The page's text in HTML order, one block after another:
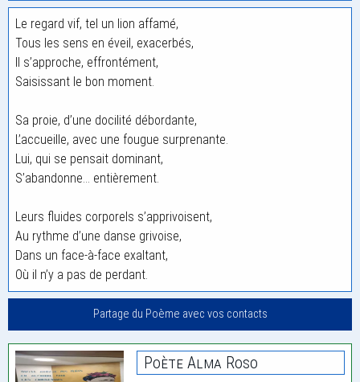
Le regard vif, tel un lion affamé,
Tous les sens en éveil, exacerbés,
Il s’approche, effrontément,
Saisissant le bon moment.
Sa proie, d’une docilité débordante,
L’accueille, avec une fougue surprenante.
Lui, qui se pensait dominant,
S’abandonne… entièrement.
Leurs fluides corporels s’apprivoisent,
Au rythme d’une danse grivoise,
Dans un face-à-face exaltant,
Où il n’y a pas de perdant.
Partage du Poème avec vos contacts
Poète Alma Roso